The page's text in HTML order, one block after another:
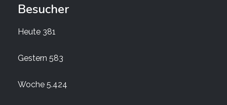
Besucher
Heute 381
Gestern 583
Woche 5.424